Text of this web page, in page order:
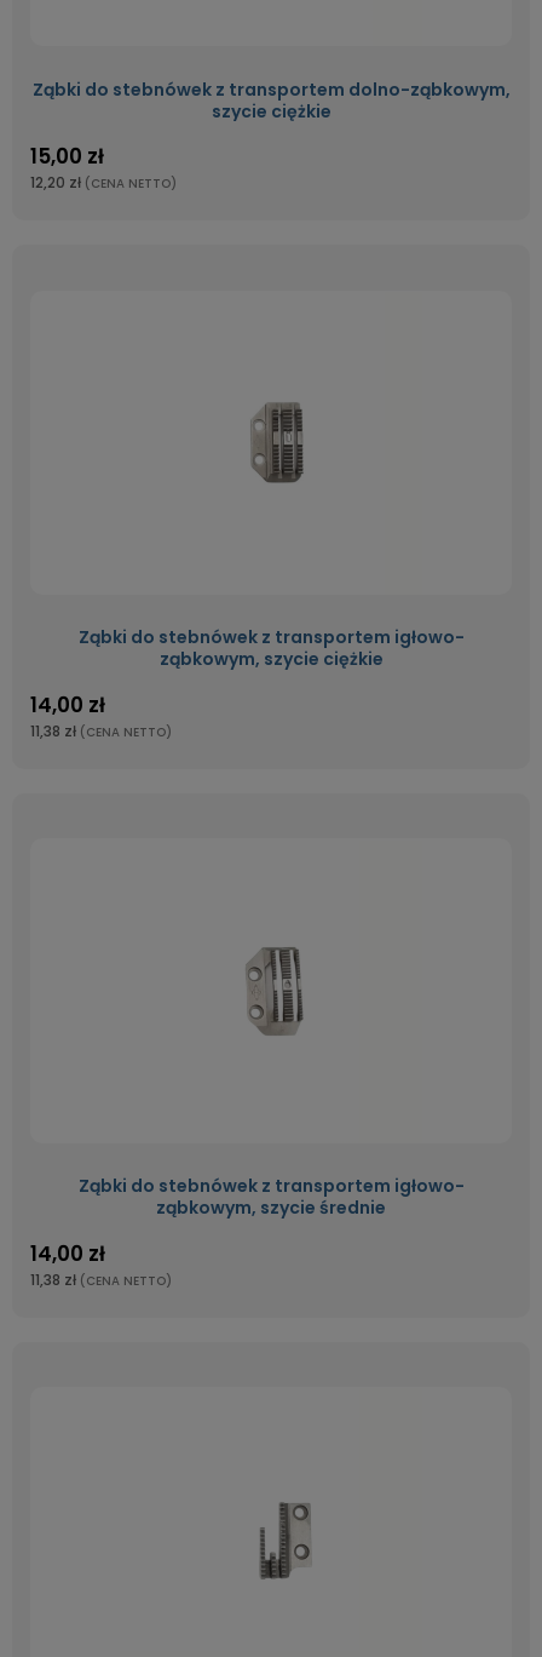
Ząbki do stebnówek z transportem dolno-ząbkowym,
szycie ciężkie
15,00 zł
12,20 zł (CENA NETTO)
Ząbki do stebnówek z transportem igłowo-
ząbkowym, szycie ciężkie
14,00 zł
11,38 zł (CENA NETTO)
Ząbki do stebnówek z transportem igłowo-
ząbkowym, szycie średnie
14,00 zł
11,38 zł (CENA NETTO)